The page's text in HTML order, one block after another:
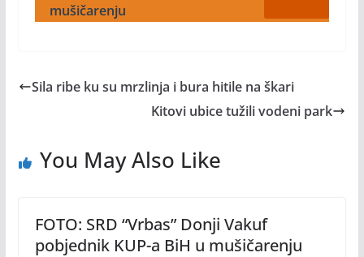
mušičarenju
Sila ribe ku su mrzlinja i bura hitile na škari
Kitovi ubice tužili vodeni park
You May Also Like
FOTO: SRD “Vrbas” Donji Vakuf
pobjednik KUP-a BiH u mušičarenju